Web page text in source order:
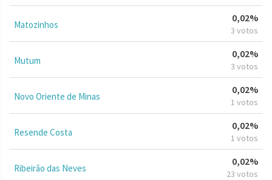
Matozinhos
0,02%
3 votos
Mutum
0,02%
3 votos
Novo Oriente de Minas
0,02%
1 votos
Resende Costa
0,02%
1 votos
Ribeirão das Neves
0,02%
23 votos